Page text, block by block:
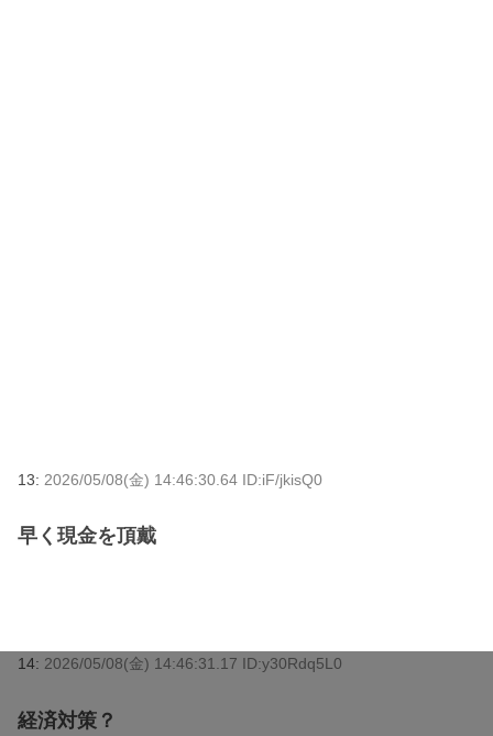
13: 2026/05/08(金) 14:46:30.64 ID:iF/jkisQ0
早く現金を頂戴
14: 2026/05/08(金) 14:46:31.17 ID:y30Rdq5L0
経済対策？